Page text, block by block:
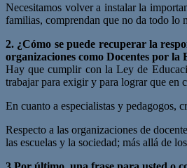
Necesitamos volver a instalar la
familias, comprendan que no da todo lo
2. ¿Cómo se puede recuperar la
organizaciones como Docentes por la
Hay que cumplir con la Ley de
trabajar para exigir y para lograr que en
En cuanto a especialistas y pedagogos,
Respecto a las organizaciones de
las escuelas y la sociedad; más allá de